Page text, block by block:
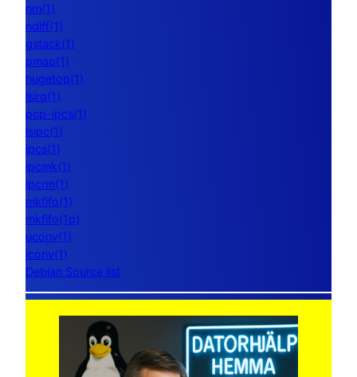
nm(1)
ndiff(1)
gstack(1)
pmap(1)
hugetop(1)
lsirq(1)
pcp-ipcs(1)
lsipc(1)
ipcs(1)
ipcmk(1)
ipcrm(1)
mkfifo(1)
mkfifo(1p)
uconv(1)
iconv(1)
Debian Source list